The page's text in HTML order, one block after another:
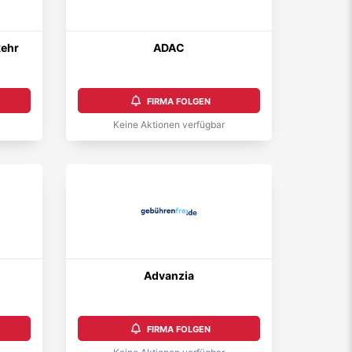
ADAC
FIRMA FOLGEN
Keine Aktionen verfügbar
Advanzia
FIRMA FOLGEN